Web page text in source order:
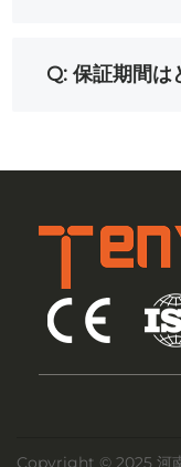
A: 当社の全自
Q: 保証期間は
Copyright © 2025 河